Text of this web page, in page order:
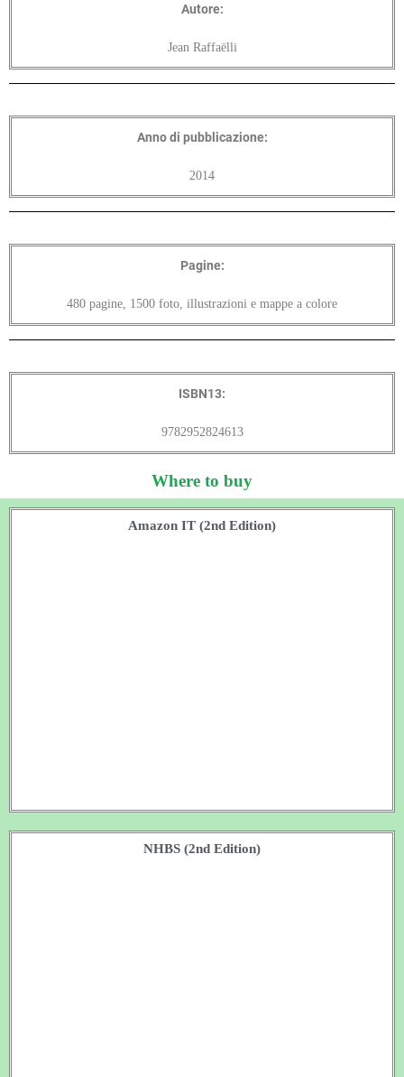
Autore:
Jean Raffaëlli
Anno di pubblicazione:
2014
Pagine:
480 pagine, 1500 foto, illustrazioni e mappe a colore
ISBN13:
9782952824613
Where to buy
Amazon IT (2nd Edition)
NHBS (2nd Edition)